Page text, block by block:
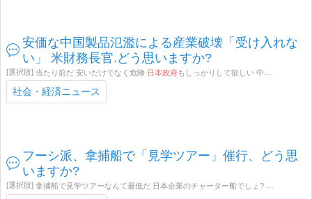
安価な中国製品氾濫による産業破壊「受け入れな
い」 米財務長官.どう思いますか?
当たり前だ 安いだけでなく危険 日本政府もしっかりして欲しい 中国EVに補助金を出している場合ではない その他(コメントでお知らせください)
社会・経済ニュース
フーシ派、拿捕船で「見学ツアー」催行、どう思
いますか?
拿捕船で見学ツアーなんて最低だ 日本企業のチャーター船でしょ? 日本政府